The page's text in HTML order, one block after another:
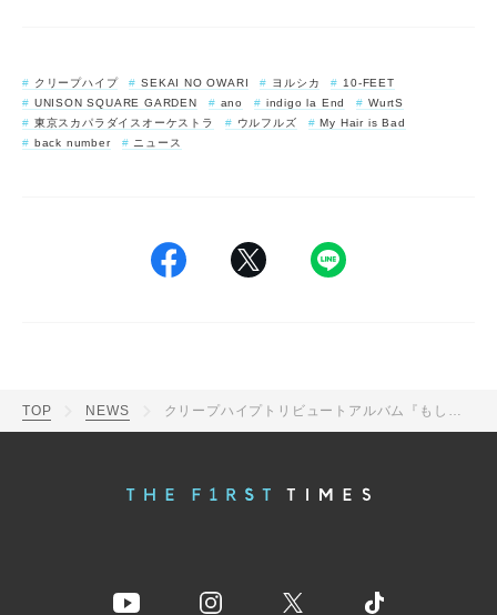
クリープハイプ SEKAI NO OWARI ヨルシカ
10-FEET
UNISON SQUARE GARDEN
ano indigo la End
WurtS
東京スカパラダイスオーケストラ
ウルフルズ
My Hair is Bad
back number
ニュース
TOP NEWS クリープハイプトリビュートアルバム『もしも生まれ変わったならそっとこんな声になって』の全曲トレーラー公開